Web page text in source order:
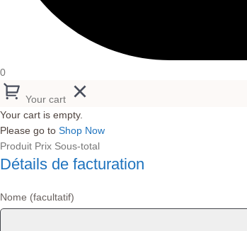
0
Your cart
Your cart is empty.
Please go to Shop Now
Produit Prix Sous-total
Détails de facturation
Nome (facultatif)